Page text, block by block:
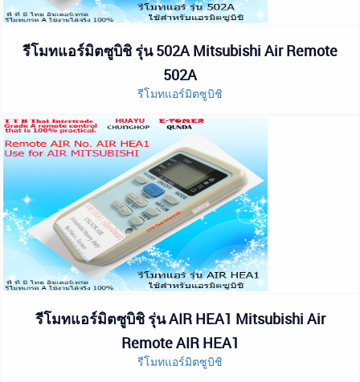
รีโมทแอร์มิตซูบิชิ รุ่น 502A Mitsubishi Air Remote
502A
รีโมทแอร์มิตซูบิชิ
รีโมทแอร์มิตซูบิชิ รุ่น AIR HEA1 Mitsubishi Air
Remote AIR HEA1
รีโมทแอร์มิตซูบิชิ